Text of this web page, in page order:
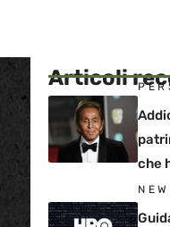
Articoli
che